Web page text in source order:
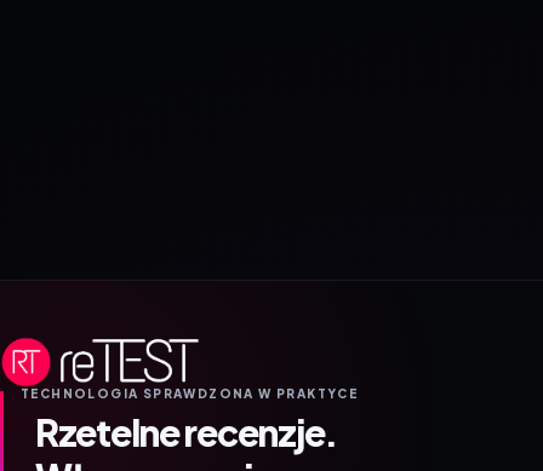
TECHNOLOGIA SPRAWDZONA W PRAKTYCE
Rzetelne recenzje.